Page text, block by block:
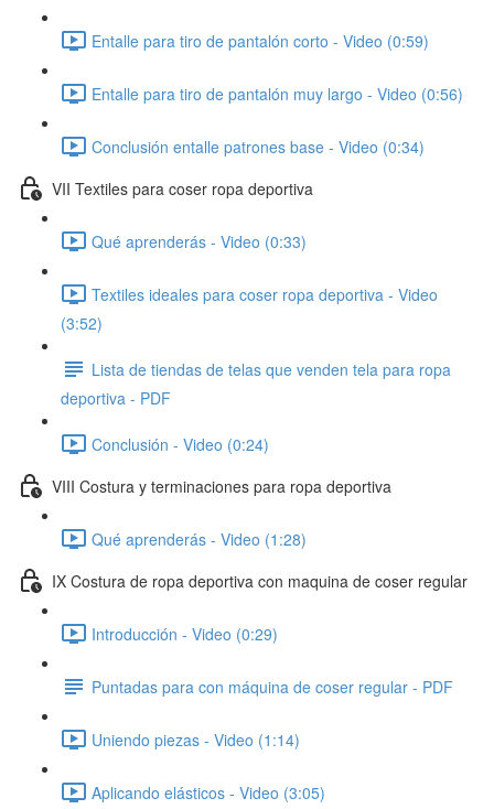
Entalle para tiro de pantalón corto - Video (0:59)
Entalle para tiro de pantalón muy largo - Video (0:56)
Conclusión entalle patrones base - Video (0:34)
VII Textiles para coser ropa deportiva
Qué aprenderás - Video (0:33)
Textiles ideales para coser ropa deportiva - Video
(3:52)
Lista de tiendas de telas que venden tela para ropa
deportiva - PDF
Conclusión - Video (0:24)
VIII Costura y terminaciones para ropa deportiva
Qué aprenderás - Video (1:28)
IX Costura de ropa deportiva con maquina de coser regular
Introducción - Video (0:29)
Puntadas para con máquina de coser regular - PDF
Uniendo piezas - Video (1:14)
Aplicando elásticos - Video (3:05)